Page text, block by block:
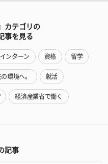
カテゴリの
事を見る
インターン 資格 留学
環境へ。 就活
経済産業省で働く
記事